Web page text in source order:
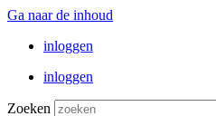
Ga naar de inhoud
inloggen
inloggen
Zoeken